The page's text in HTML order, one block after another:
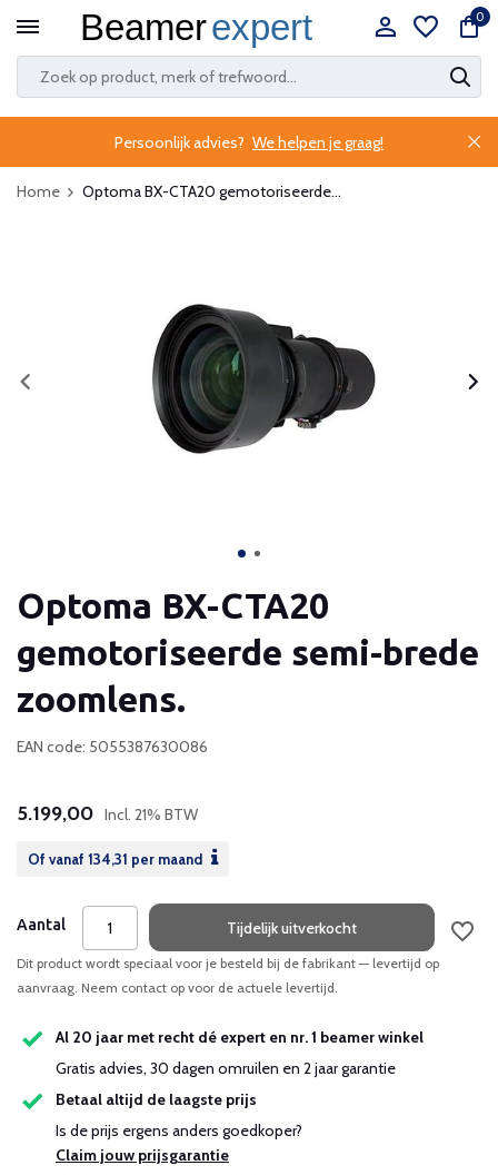
0
Persoonlijk advies? We helpen je graag!
Home Optoma BX-CTA20 gemotoriseerde...
Optoma BX-CTA20
gemotoriseerde semi-brede
zoomlens.
EAN code: 5055387630086
5.199,00 Incl. 21% BTW
Of vanaf 134,31 per maand
Aantal Tijdelijk uitverkocht
Dit product wordt speciaal voor je besteld bij de fabrikant — levertijd op
aanvraag. Neem contact op voor de actuele levertijd.
Al 20 jaar met recht dé expert en nr. 1 beamer winkel
Gratis advies, 30 dagen omruilen en 2 jaar garantie
Betaal altijd de laagste prijs
Is de prijs ergens anders goedkoper?
Claim jouw prijsgarantie